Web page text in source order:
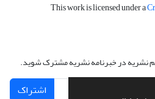
This work is licensed under a
نشریه در خبرنامه نشریه مشترک شوید.
اشتراک